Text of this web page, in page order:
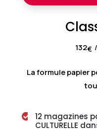
132€
La formule papier

12 magazines
CULTURELLE